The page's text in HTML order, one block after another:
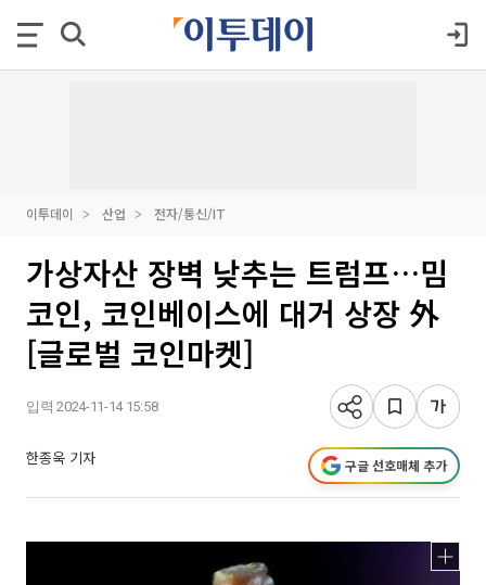
이투데이 산업 전자/통신/IT
가상자산 장벽 낮추는 트럼프…밈
코인, 코인베이스에 대거 상장 外
[글로벌 코인마켓]
입력 2024-11-14 15:58
한종욱 기자 구글 선호매체 추가